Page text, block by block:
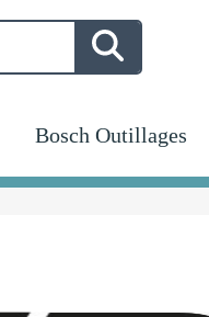
Bosch Outillages